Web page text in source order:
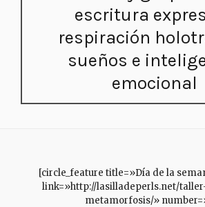
escritura
respiración
sueños e
emocional
[circle_feature title=»Día de la
link=»http://lasilladeperls.net/
metamorfosis/»